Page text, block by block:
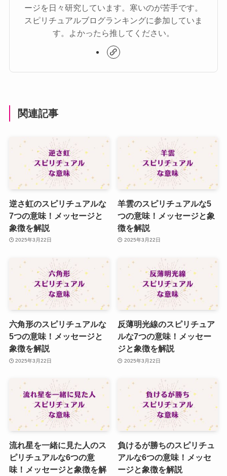
ージを日々研究しています。寒いのが苦手です。
スピリチュアルブログランキングに参加していま
す。よかったら推してください。
関連記事
逆さ虹のスピリチュアルな
7つの意味！メッセージと
象徴を解説
2025年3月22日
羊雲のスピリチュアルな5
つの意味！メッセージと象
徴を解説
2025年3月22日
六角形のスピリチュアルな
5つの意味！メッセージと
象徴を解説
2025年3月22日
反薄明光線のスピリチュア
ルな7つの意味！メッセー
ジと象徴を解説
2025年3月22日
流れ星を一緒に見た人のス
ピリチュアルな6つの意
味！メッセージと象徴を解
負けるが勝ちのスピリチュ
アルな6つの意味！メッセ
ージと象徴を解説